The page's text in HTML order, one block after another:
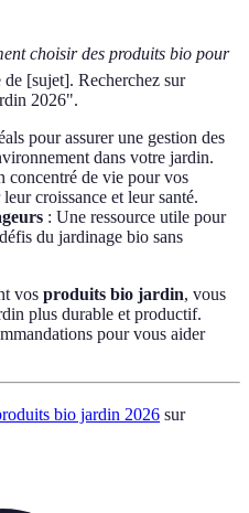
choisir des produits bio pour
de [sujet]. Recherchez sur
2026".
pour assurer une gestion des
dans votre jardin.
concentré de vie pour vos
croissance et leur santé.
: Une ressource utile pour
du jardinage bio sans
vos produits bio jardin, vous
plus durable et productif.
pour vous aider
bio jardin 2026 sur